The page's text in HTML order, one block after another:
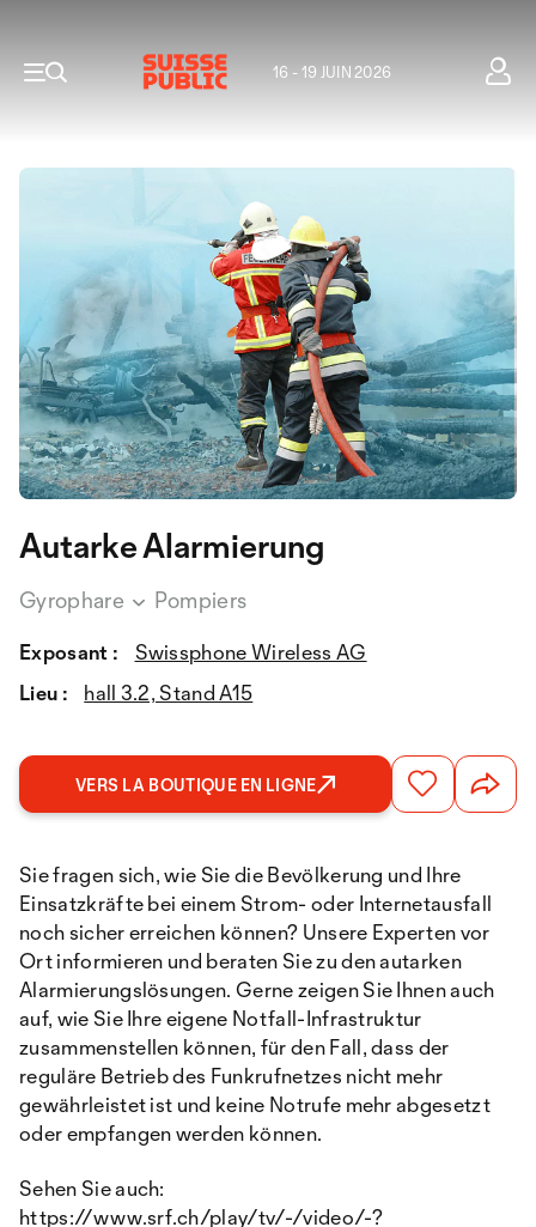
16 - 19 JUIN 2026
Autarke Alarmierung
Gyrophare Pompiers
Exposant :
Swissphone Wireless AG
Lieu :
hall 3.2, Stand A15
VERS LA BOUTIQUE EN LIGNE
Sie fragen sich, wie Sie die Bevölkerung und Ihre
Einsatzkräfte bei einem Strom- oder Internetausfall
noch sicher erreichen können? Unsere Experten vor
Ort informieren und beraten Sie zu den autarken
Alarmierungslösungen. Gerne zeigen Sie Ihnen auch
auf, wie Sie Ihre eigene Notfall-Infrastruktur
zusammenstellen können, für den Fall, dass der
reguläre Betrieb des Funkrufnetzes nicht mehr
gewährleistet ist und keine Notrufe mehr abgesetzt
oder empfangen werden können.
Sehen Sie auch:
https://www.srf.ch/play/tv/-/video/-?